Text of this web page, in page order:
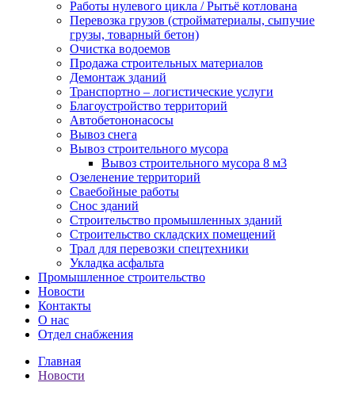
Работы нулевого цикла / Рытьё котлована
Перевозка грузов (стройматериалы, сыпучие
грузы, товарный бетон)
Очистка водоемов
Продажа строительных материалов
Демонтаж зданий
Транспортно – логистические услуги
Благоустройство территорий
Автобетононасосы
Вывоз снега
Вывоз строительного мусора
Вывоз строительного мусора 8 м3
Озеленение территорий
Сваебойные работы
Снос зданий
Строительство промышленных зданий
Строительство складских помещений
Трал для перевозки спецтехники
Укладка асфальта
Промышленное строительство
Новости
Контакты
О нас
Отдел снабжения
Главная
Новости